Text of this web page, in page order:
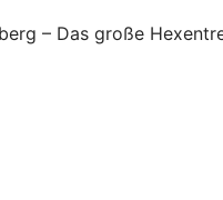
– Das große